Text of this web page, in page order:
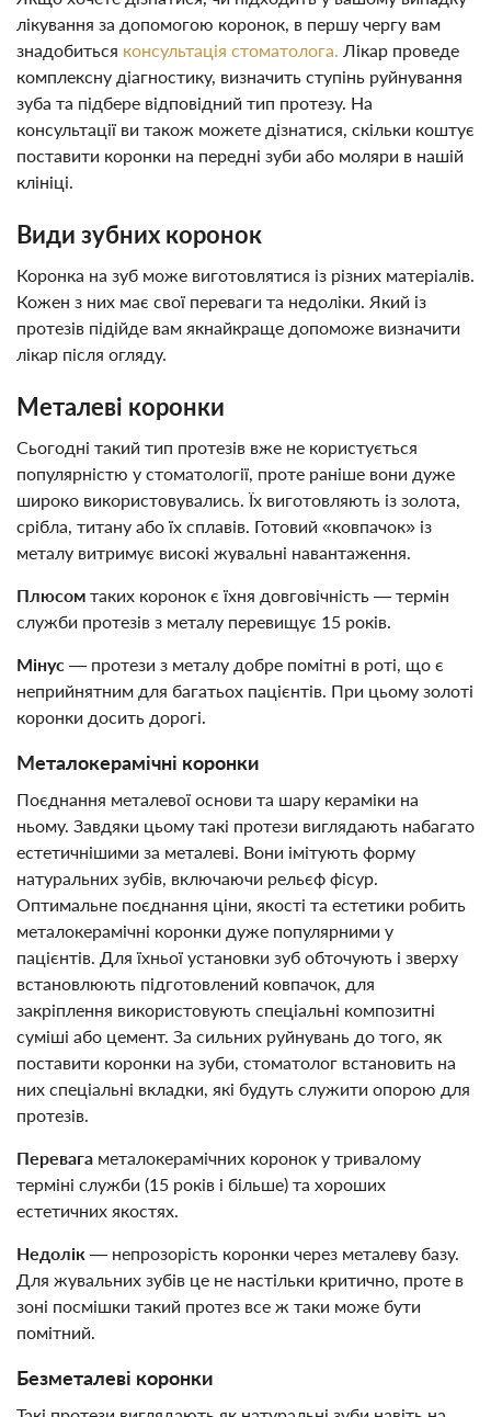
лікування за допомогою коронок, в першу чергу вам
знадобиться консультація стоматолога. Лікар проведе
комплексну діагностику, визначить ступінь руйнування
зуба та підбере відповідний тип протезу. На
консультації ви також можете дізнатися, скільки коштує
поставити коронки на передні зуби або моляри в нашій
клініці.
Види зубних коронок
Коронка на зуб може виготовлятися із різних матеріалів.
Кожен з них має свої переваги та недоліки. Який із
протезів підійде вам якнайкраще допоможе визначити
лікар після огляду.
Металеві коронки
Сьогодні такий тип протезів вже не користується
популярністю у стоматології, проте раніше вони дуже
широко використовувались. Їх виготовляють із золота,
срібла, титану або їх сплавів. Готовий «ковпачок» із
металу витримує високі жувальні навантаження.
Плюсом таких коронок є їхня довговічність — термін
служби протезів з металу перевищує 15 років.
Мінус — протези з металу добре помітні в роті, що є
неприйнятним для багатьох пацієнтів. При цьому золоті
коронки досить дорогі.
Металокерамічні коронки
Поєднання металевої основи та шару кераміки на
ньому. Завдяки цьому такі протези виглядають набагато
естетичнішими за металеві. Вони імітують форму
натуральних зубів, включаючи рельєф фісур.
Оптимальне поєднання ціни, якості та естетики робить
металокерамічні коронки дуже популярними у
пацієнтів. Для їхньої установки зуб обточують і зверху
встановлюють підготовлений ковпачок, для
закріплення використовують спеціальні композитні
суміші або цемент. За сильних руйнувань до того, як
поставити коронки на зуби, стоматолог встановить на
них спеціальні вкладки, які будуть служити опорою для
протезів.
Перевага металокерамічних коронок у тривалому
терміні служби (15 років і більше) та хороших
естетичних якостях.
Недолік — непрозорість коронки через металеву базу.
Для жувальних зубів це не настільки критично, проте в
зоні посмішки такий протез все ж таки може бути
помітний.
Безметалеві коронки